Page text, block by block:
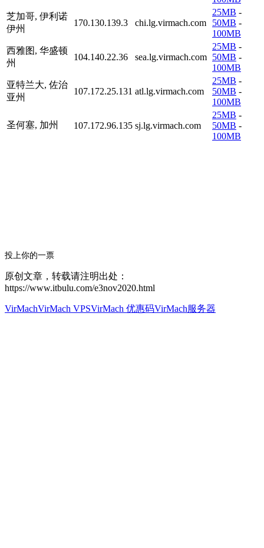
芝加哥, 伊利诺
伊州
170.130.139.3 chi.lg.virmach.com
25MB -
50MB -
100MB
西雅图, 华盛顿
州
104.140.22.36 sea.lg.virmach.com
25MB -
50MB -
100MB
亚特兰大, 佐治
亚州
107.172.25.131 atl.lg.virmach.com
25MB -
50MB -
100MB
圣何塞, 加州 107.172.96.135 sj.lg.virmach.com
25MB -
50MB -
100MB
投上你的一票
原创文章，转载请注明出处：
https://www.itbulu.com/e3nov2020.html
VirMachVirMach VPSVirMach 优惠码VirMach服务器